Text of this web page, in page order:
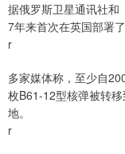
据俄罗斯卫星通讯社和
7年来首次在英国部署了
r
多家媒体称，至少自
枚B61-12型核弹被转
地。
r